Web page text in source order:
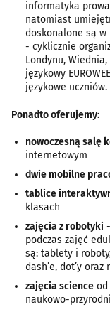
informatyka
natomiast
doskonalone są w
- cyklicznie
Londynu,
językowy
językowe uczniów.
Ponadto oferujemy:
nowoczesną salę
internetowym
dwie mobilne
tablice
klasach
zajęcia z robotyki
podczas zajęć
są: tablety i
dash’e, dot’y
zajęcia science od
naukowo-